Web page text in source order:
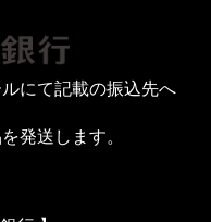
にて記載の振込先へ
発送します。